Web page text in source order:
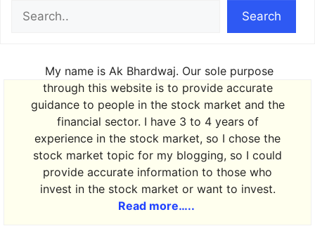
Search
Search
My name is Ak Bhardwaj. Our sole purpose
through this website is to provide accurate
guidance to people in the stock market and the
financial sector. I have 3 to 4 years of
experience in the stock market, so I chose the
stock market topic for my blogging, so I could
provide accurate information to those who
invest in the stock market or want to invest.
Read more…..